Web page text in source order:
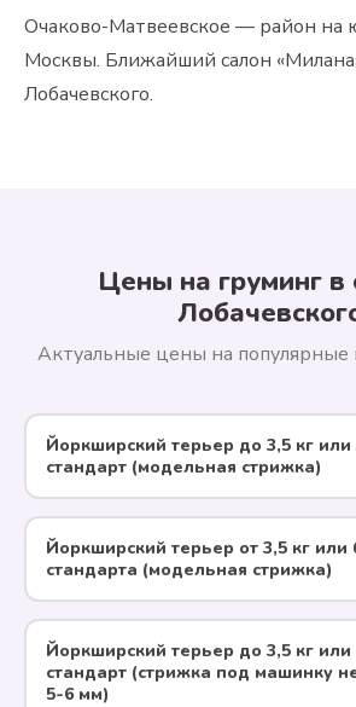
Очаково-Матвеевское — район на
Москвы. Ближайший салон
Лобачевского.
Цены на груминг в
Актуальные цены на популярные
Йоркширский терьер до 3,5 кг или
стандарт (модельная стрижка)
Йоркширский терьер от 3,5 кг
стандарта (модельная стрижка)
Йоркширский терьер до 3,5 кг или
стандарт (стрижка под машинку
5-6 мм)